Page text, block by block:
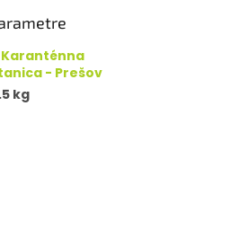
Karanténna
- Prešov
kg